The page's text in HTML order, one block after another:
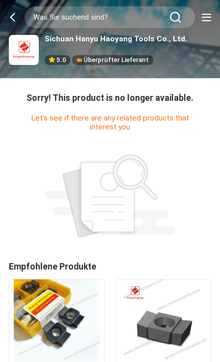
Sichuan Hanyu Haoyang Tools Co., Ltd.
5.0 Überprüfter Lieferant
Sorry! This product is no longer available.
Let's see if there are any related products that
interest you
Empfohlene Produkte